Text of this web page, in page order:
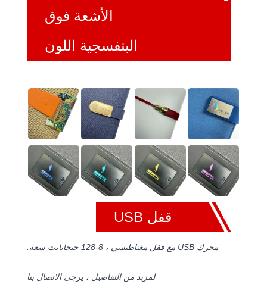
الأشعة فوق
البنفسجية اللون
قفل USB
محرك USB مع قفل مغناطيسي ، 8-128 جيجابايت سعة.
لمزيد من التفاصيل ، يرجى الاتصال بنا